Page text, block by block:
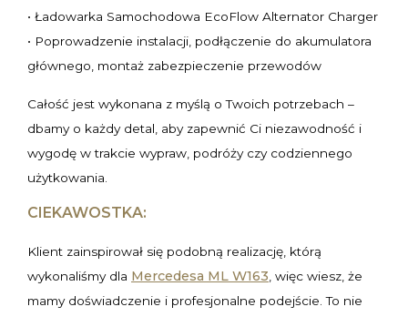
• Ładowarka Samochodowa EcoFlow Alternator Charger
• Poprowadzenie instalacji, podłączenie do akumulatora
głównego, montaż zabezpieczenie przewodów
Całość jest wykonana z myślą o Twoich potrzebach –
dbamy o każdy detal, aby zapewnić Ci niezawodność i
wygodę w trakcie wypraw, podróży czy codziennego
użytkowania.
CIEKAWOSTKA:
Klient zainspirował się podobną realizację, którą
wykonaliśmy dla Mercedesa ML W163 , więc wiesz, że
mamy doświadczenie i profesjonalne podejście. To nie